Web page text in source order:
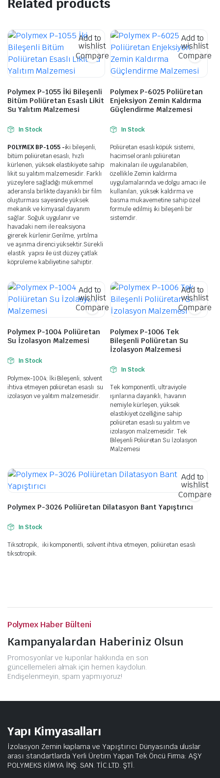
Related products
Add to
wishlist
Compare
Polymex P-1055 İki Bileşenli
Bitüm Poliüretan Esaslı Likit
Su Yalıtım Malzemesi
In Stock
POLYMEX BP-1055 -iki bileşenli,
bitüm poliüretan esaslı, hızlı
kürlenen, yüksek elastikiyete sahip
likit su yalıtım malzemesidir. Farklı
yüzeylere sağladığı mükemmel
aderansla birlikte dayanıklı bir film
oluşturması sayesinde yüksek
mekanik ve kimyasal dayanım
sağlar. Soğuk uygulanır ve
havadaki nem ile reaksiyona
girerek kürlenir.Gerilme, yırtılma
ve aşınma direnci yüksektir.Sürekli
elastik yapısı ile üst düzey çatlak
köprüleme kabiliyetine sahiptir.
Add to
wishlist
Compare
Polymex P-6025 Poliüretan
Enjeksiyon Zemin Kaldırma
Güçlendirme Malzemesi
In Stock
Poliüretan esaslı köpük sistemi,
hacimsel oranlı poliüretan
makinaları ile uygulanabilen,
özellikle Zemin kaldırma
uygulamalarında ve dolgu amacı ile
kullanılan, yüksek kaldırma ve
basma mukavemetine sahip özel
formule edilmiş iki bileşenli bir
sistemdir.
Add to
wishlist
Compare
Polymex P-1004 Poliüretan
Su İzolasyon Malzemesi
In Stock
Polymex-1004; İki Bileşenli, solvent
ihtiva etmeyen poliüretan esaslı su
izolasyon ve yalıtım malzemesidir.
Add to
wishlist
Compare
Polymex P-1006 Tek
Bileşenli Poliüretan Su
İzolasyon Malzemesi
In Stock
Tek komponentli, ultraviyole
ışınlarına dayanıklı, havanın
nemiyle kürleşen, yüksek
elastikiyet özelliğine sahip
poliüretan esaslı su yalıtım ve
izolasyon malzemesidir. Tek
Bileşenli Poliüretan Su İzolasyon
Malzemesi
Add to
wishlist
Compare
Polymex P-3026 Poliüretan Dilatasyon Bant Yapıştırıcı
In Stock
Tiksotropik, iki komponentli, solvent ihtiva etmeyen, poliüretan esaslı
tiksotropik.
Polymex Haber Bülteni
Kampanyalardan Haberiniz Olsun
Promosyonlar ve kuponlar hakkında en son
güncellemeleri almak için hemen kaydolun.
Endişelenmeyin, spam yapmıyoruz!
Yapı Kimyasalları
İzolasyon Zemin kaplama ve Yapıştırıcı Dünyasında uluslar
arası standartlarda Yerli Üretim Yapan Tek Öncü Firma: AŞY
POLYMEKS KİMYA İNŞ. SAN. TİC.LTD. ŞTİ.